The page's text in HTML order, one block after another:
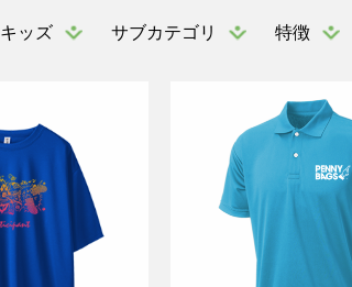
キッズ サブカテゴリ 特徴